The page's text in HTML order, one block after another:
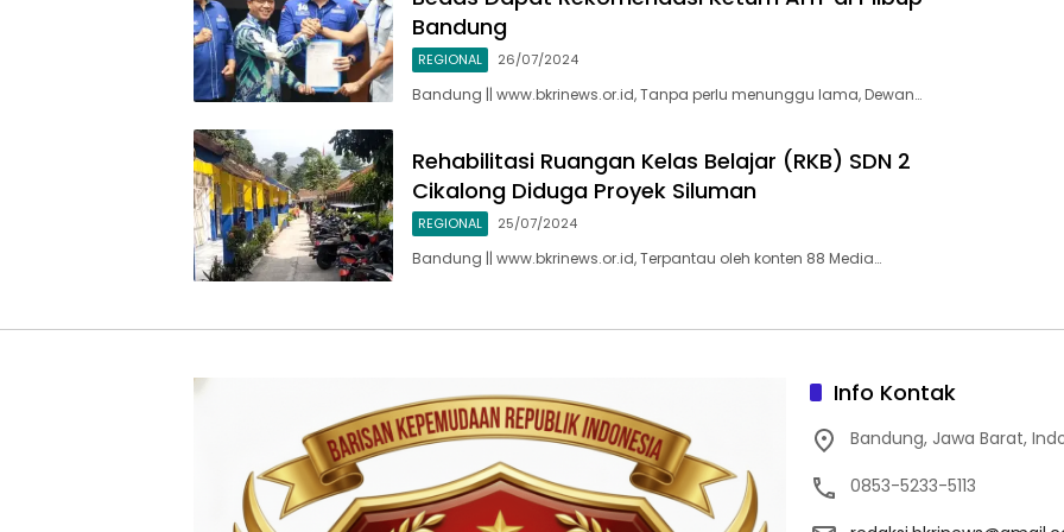
Bandung
REGIONAL 26/07/2024
Bandung || www.bkrinews.or.id, Tanpa perlu menunggu lama, Dewan…
Rehabilitasi Ruangan Kelas Belajar (RKB) SDN 2
Cikalong Diduga Proyek Siluman
REGIONAL 25/07/2024
Bandung || www.bkrinews.or.id, Terpantau oleh konten 88 Media…
Info Kontak
Bandung, Jawa Barat,
0853-5233-5113